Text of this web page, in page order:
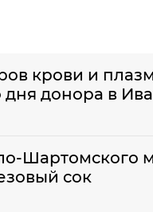
крови и
донора в
Шартомского
сок